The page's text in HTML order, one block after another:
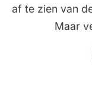
af te zien van
Maar